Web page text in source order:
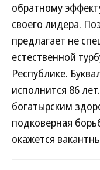
обратному
своего лидера.
предлагает не
естественной
Республике.
исполнится 86
богатырским
подковерная
окажется